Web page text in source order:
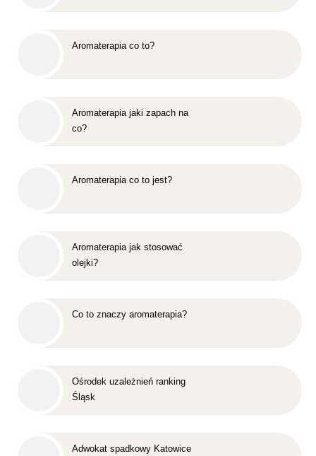
Aromaterapia co to?
Aromaterapia jaki zapach na
co?
Aromaterapia co to jest?
Aromaterapia jak stosować
olejki?
Co to znaczy aromaterapia?
Ośrodek uzależnień ranking
Śląsk
Adwokat spadkowy Katowice